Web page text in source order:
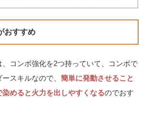
おすすめ
コンボ強化を2つ持っていて、コンボで
ースキルなので、簡単に発動させること
めると火力を出しやすくなるのでおす